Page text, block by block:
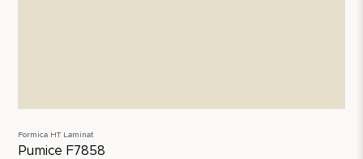
Formica HT Laminat
Pumice F7858